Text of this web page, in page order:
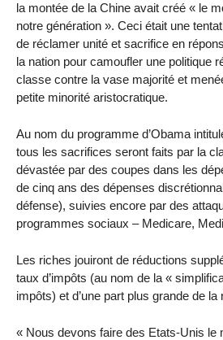
la montée de la Chine avait créé « le
notre génération ». Ceci était une
de réclamer unité et sacrifice en
la nation pour camoufler une politique
classe contre la vase majorité et
petite minorité aristocratique.
Au nom du programme d’Obama
tous les sacrifices seront faits par la
dévastée par des coupes dans les
de cinq ans des dépenses
défense), suivies encore par des
programmes sociaux – Medicare,
Les riches jouiront de réductions
taux d’impôts (au nom de la «
impôts) et d’une part plus grande de
« Nous devons faire des Etats-Unis le